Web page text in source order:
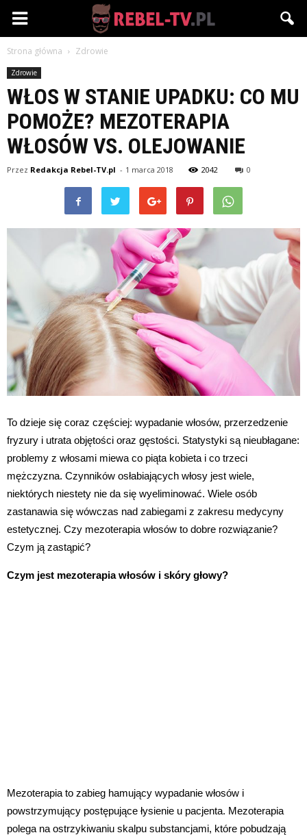
Rebel-
Strona główna Zdrowie
Zdrowie
WŁOS W STANIE UPADKU: CO MU
POMOŻE? MEZOTERAPIA
WŁOSÓW VS. OLEJOWANIE
Przez Redakcja Rebel-TV.pl - 1 marca 2018 2042 0
To dzieje się coraz częściej: wypadanie włosów, przerzedzenie
fryzury i utrata objętości oraz gęstości. Statystyki są nieubłagane:
problemy z włosami miewa co piąta kobieta i co trzeci
mężczyzna. Czynników osłabiających włosy jest wiele,
niektórych niestety nie da się wyeliminować. Wiele osób
zastanawia się wówczas nad zabiegami z zakresu medycyny
estetycznej. Czy mezoterapia włosów to dobre rozwiązanie?
Czym ją zastąpić?
Czym jest mezoterapia włosów i skóry głowy?
Mezoterapia to zabieg hamujący wypadanie włosów i
powstrzymujący postępujące łysienie u pacjenta. Mezoterapia
polega na ostrzykiwaniu skalpu substancjami, które pobudzają